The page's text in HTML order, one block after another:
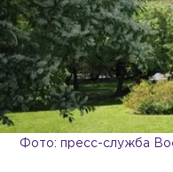
Фото: пресс-служба